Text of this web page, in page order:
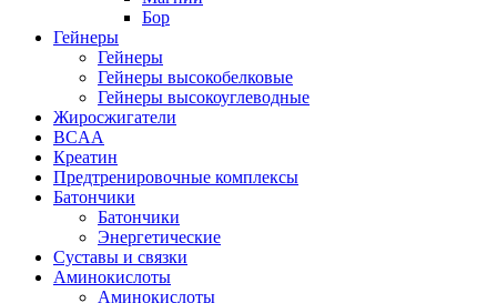
Бор
Гейнеры
Гейнеры
Гейнеры высокобелковые
Гейнеры высокоуглеводные
Жиросжигатели
BCAA
Креатин
Предтренировочные комплексы
Батончики
Батончики
Энергетические
Суставы и связки
Аминокислоты
Аминокислоты